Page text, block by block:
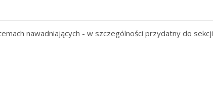
nawadniających - w szczególności przydatny do sekcji